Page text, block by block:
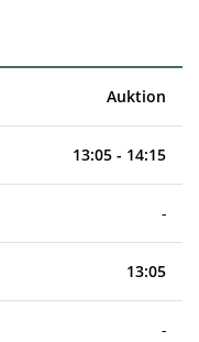
Auktion
13:05 - 14:15
-
13:05
-